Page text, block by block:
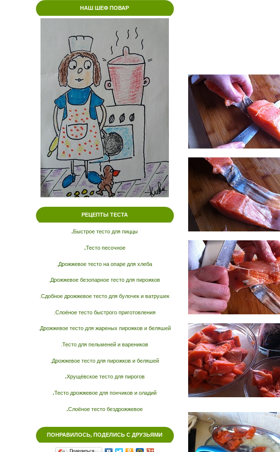
НАШ ШЕФ ПОВАР
РЕЦЕПТЫ ТЕСТА
. Быстрое тесто для пиццы
.Тесто песочное
.Дрожжевое тесто на опаре для хлеба
.Дрожжевое безопарное тесто для пирожков
.Сдобное дрожжевое тесто для булочек и ватрушек
.Слоёное тесто быстрого приготовления
.Дрожжевое тесто для жареных пирожков и беляшей
.Тесто для пельменей и вареников
.Дрожжевое тесто для пирожков и беляшей
.Хрущёвское тесто для пирогов
.Тесто дрожжевое для пончиков и оладий
.Слоёное тесто бездрожжевое
ПОНРАВИЛОСЬ, ПОДЕЛИСЬ С ДРУЗЬЯМИ